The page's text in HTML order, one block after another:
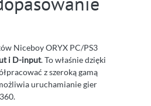
Niceboy ORYX PC/PS3
i D-input. To właśnie dzięki
z szeroką gamą
uruchamianie gier